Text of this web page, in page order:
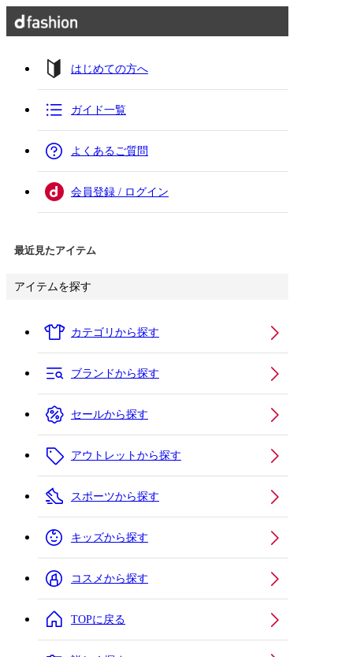
はじめての方へ
ガイド一覧
よくあるご質問
会員登録 / ログイン
最近見たアイテム
アイテムを探す
カテゴリから探す
ブランドから探す
セールから探す
アウトレットから探す
スポーツから探す
キッズから探す
コスメから探す
TOPに戻る